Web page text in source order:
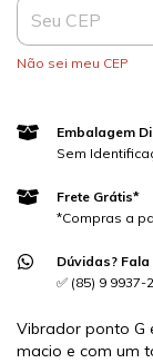
Não sei meu CEP
Embalagem
Sem
Frete Grátis*
*Compras a
Dúvidas?
✅ (85) 9 9937-
Vibrador ponto G
macio e com um